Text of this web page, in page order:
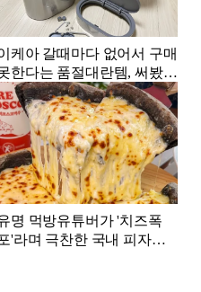
케아 갈때마다 없어서 구매
한다는 품절대란템, 써봤더
...
명 먹방유튜버가 '치즈폭
'라며 극찬한 국내 피자집,